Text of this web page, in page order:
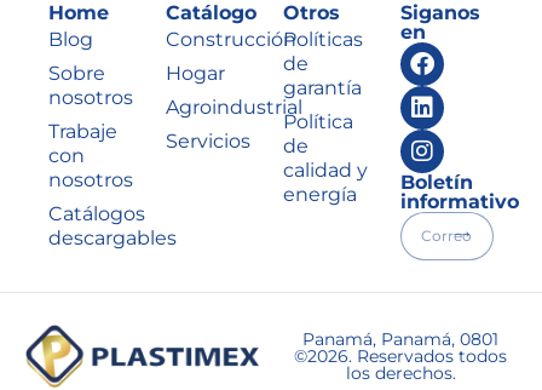
Home
Blog
Sobre
nosotros
Trabaje
con
nosotros
Catálogos
descargables
Catálogo
Construcción
Hogar
Agroindustrial
Servicios
Otros
Políticas
de
garantía
Política
de
calidad y
energía
Siganos
en
Boletín
informativo
Panamá, Panamá, 0801
©2026. Reservados todos
los derechos.